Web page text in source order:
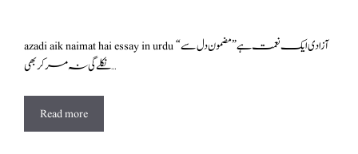
azadi aik naimat hai essay in urdu “آزادی ایک نعمت ہے” مضمون دل سے
نکلے گی نہ مر کر بھی …
Read more